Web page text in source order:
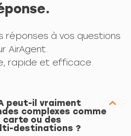
réponses à vos questions
AirAgent.
rapide et efficace.
peut-il vraiment
complexes comme
carte ou des
destinations ?